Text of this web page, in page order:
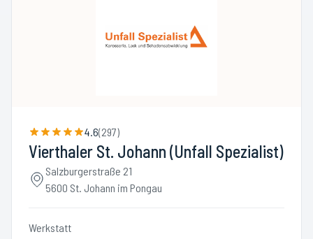
4.6(297)
Vierthaler St. Johann (Unfall Spezialist)
Salzburgerstraße 21
5600 St. Johann im Pongau
Werkstatt